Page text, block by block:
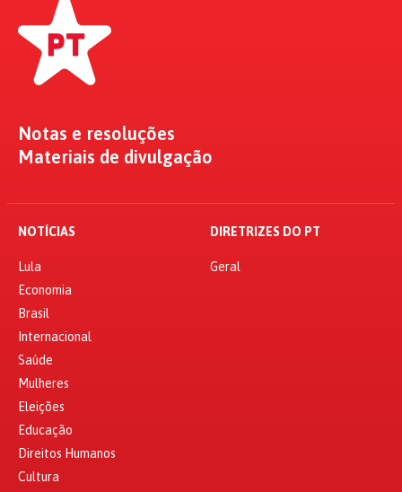
Notas e resoluções
Materiais de divulgação
NOTÍCIAS
Lula
Economia
Brasil
Internacional
Saúde
Mulheres
Eleições
Educação
Direitos Humanos
Cultura
DIRETRIZES DO PT
Geral